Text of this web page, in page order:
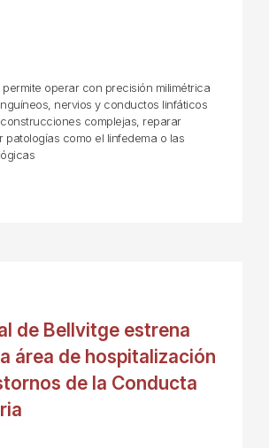
permite operar con precisión milimétrica
nervios y conductos linfáticos
complejas, reparar
patologías como el linfedema o las
de Bellvitge estrena
área de hospitalización
de la Conducta